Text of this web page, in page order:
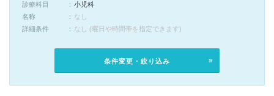
診療科目
小児科
名称
なし
詳細条件
なし (曜日や時間帯を指定できます)
条件変更・絞り込み